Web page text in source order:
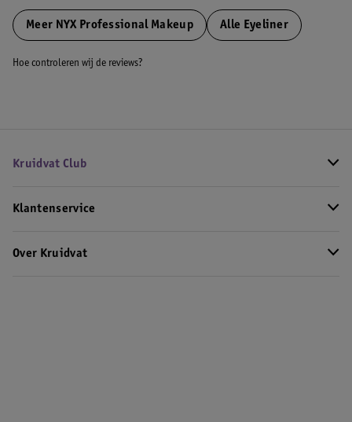
Meer NYX Professional Makeup Alle Eyeliner
Hoe controleren wij de reviews?
Kruidvat Club
Klantenservice
Over Kruidvat